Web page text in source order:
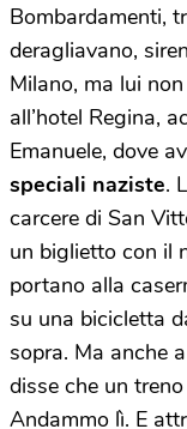
Bombardamenti,
deragliavano,
Milano, ma lui
all’hotel Regina,
Emanuele, dove
speciali naziste.
carcere di San
un biglietto con il
portano alla
su una bicicletta
sopra. Ma anche
disse che un
Andammo lì. E